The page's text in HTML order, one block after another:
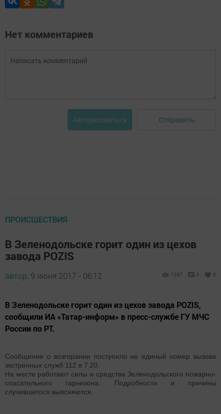
Нет комментариев
Авторизоваться Отправить
ПРОИСШЕСТВИЯ
В Зеленодольске горит один из цехов
завода POZIS
автор, 9 июня 2017 - 06:12 1297 0 0
В Зеленодольске горит один из цехов завода POZIS,
сообщили ИА «Татар-информ» в пресс-службе ГУ МЧС
России по РТ.
Сообщение о возгорании поступило не единый номер вызова
экстренных служб 112 в 7.20.
На месте работают силы и средства Зеленодольского пожарно-
спасательного гарнизона. Подробности и причины
случившегося выясняются.